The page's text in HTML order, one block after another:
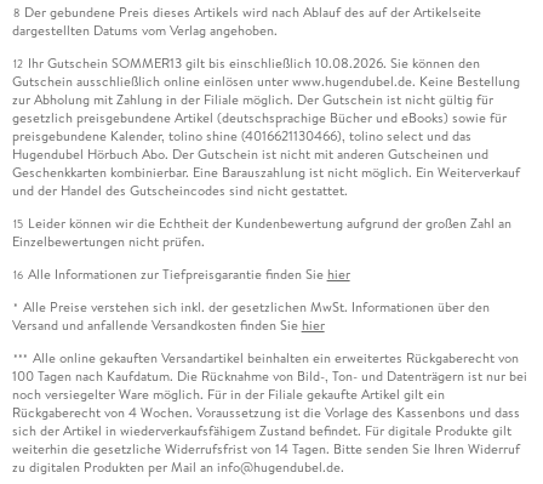
8 Der gebundene Preis dieses Artikels wird nach Ablauf des auf der Artikelseite
dargestellten Datums vom Verlag angehoben.
12 Ihr Gutschein SOMMER13 gilt bis einschließlich 10.08.2026. Sie können den
Gutschein ausschließlich online einlösen unter www.hugendubel.de. Keine Bestellung
zur Abholung mit Zahlung in der Filiale möglich. Der Gutschein ist nicht gültig für
gesetzlich preisgebundene Artikel (deutschsprachige Bücher und eBooks) sowie für
preisgebundene Kalender, tolino shine (4016621130466), tolino select und das
Hugendubel Hörbuch Abo. Der Gutschein ist nicht mit anderen Gutscheinen und
Geschenkkarten kombinierbar. Eine Barauszahlung ist nicht möglich. Ein Weiterverkauf
und der Handel des Gutscheincodes sind nicht gestattet.
15 Leider können wir die Echtheit der Kundenbewertung aufgrund der großen Zahl an
Einzelbewertungen nicht prüfen.
16 Alle Informationen zur Tiefpreisgarantie finden Sie hier
* Alle Preise verstehen sich inkl. der gesetzlichen MwSt. Informationen über den
Versand und anfallende Versandkosten finden Sie hier
*** Alle online gekauften Versandartikel beinhalten ein erweitertes Rückgaberecht von
100 Tagen nach Kaufdatum. Die Rücknahme von Bild-, Ton- und Datenträgern ist nur bei
noch versiegelter Ware möglich. Für in der Filiale gekaufte Artikel gilt ein
Rückgaberecht von 4 Wochen. Voraussetzung ist die Vorlage des Kassenbons und dass
sich der Artikel in wiederverkaufsfähigem Zustand befindet. Für digitale Produkte gilt
weiterhin die gesetzliche Widerrufsfrist von 14 Tagen. Bitte senden Sie Ihren Widerruf
zu digitalen Produkten per Mail an info@hugendubel.de.